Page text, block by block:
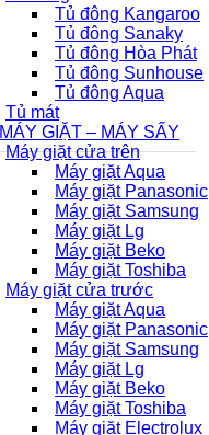
Tủ đông Kangaroo
Tủ đông Sanaky
Tủ đông Hòa Phát
Tủ đông Sunhouse
Tủ đông Aqua
Tủ mát
MÁY GIẶT – MÁY SẤY
Máy giặt cửa trên
Máy giặt Aqua
Máy giặt Panasonic
Máy giặt Samsung
Máy giặt Lg
Máy giặt Beko
Máy giặt Toshiba
Máy giặt cửa trước
Máy giặt Aqua
Máy giặt Panasonic
Máy giặt Samsung
Máy giặt Lg
Máy giặt Beko
Máy giặt Toshiba
Máy giặt Electrolux